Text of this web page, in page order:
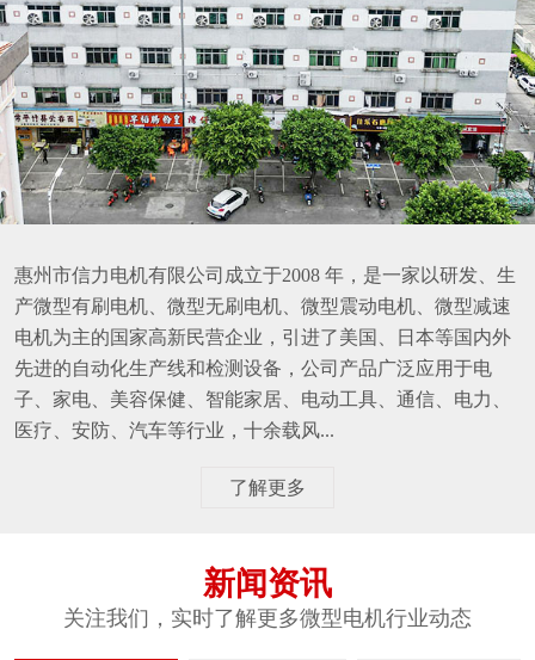
惠州市信力电机有限公司成立于2008 年，是一家以研发、生
产微型有刷电机、微型无刷电机、微型震动电机、微型减速
电机为主的国家高新民营企业，引进了美国、日本等国内外
先进的自动化生产线和检测设备，公司产品广泛应用于电
子、家电、美容保健、智能家居、电动工具、通信、电力、
医疗、安防、汽车等行业，十余载风...
了解更多
新闻资讯
关注我们，实时了解更多微型电机行业动态